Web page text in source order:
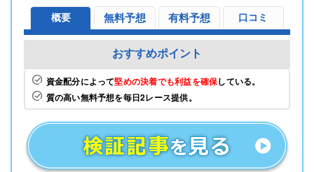
概要 無料予想 有料予想 口コミ
おすすめポイント
資金配分によって堅めの決着でも利益を確保している。
質の高い無料予想を毎日2レース提供。